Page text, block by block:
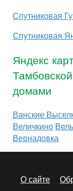
Спутниковая
Спутниковая
Яндекс
домами
Ванские
Величкино
Вернадовка
О сайте